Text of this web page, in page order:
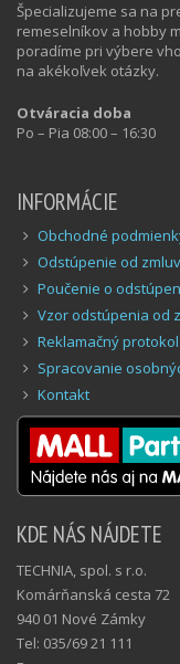
Špecializujeme sa na
remeselníkov a hobby
poradíme pri výbere
na akékoľvek otázky.
Otváracia doba
Po – Pia 08:00 – 16:30
INFORMÁCIE
Obchodné
Odstúpenie od
Poučenie o
Vzor odstúpenia od
Reklamačný protokol
Spracovanie
Kontakt
KDE NÁS NÁJDETE
TECHNIA, spol. s r.o.
Komárňanská cesta 72
940 01 Nové Zámky
Tel: 035/69 21 111